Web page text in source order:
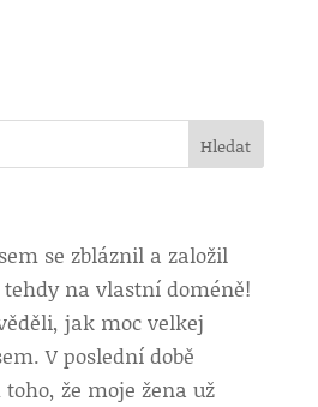
se zbláznil a založil
tehdy na vlastní doméně!
jak moc velkej
V poslední době
že moje žena už